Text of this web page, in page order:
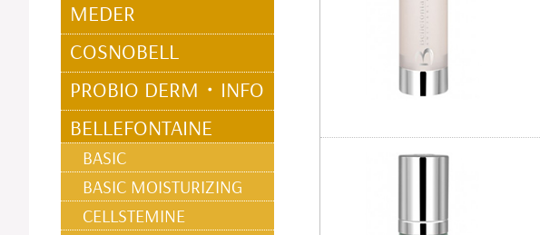
MEDER
COSNOBELL
PROBIO DERM・INFO
BELLEFONTAINE
BASIC
BASIC MOISTURIZING
CELLSTEMINE